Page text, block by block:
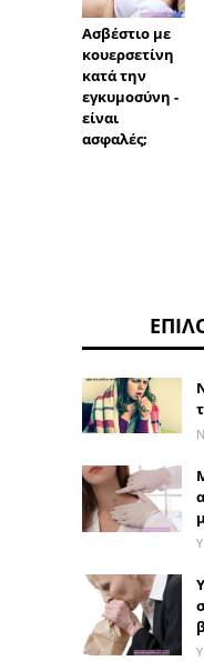
Ασβέστιο με
κουερσετίνη
κατά την
εγκυμοσύνη -
είναι
ασφαλές;